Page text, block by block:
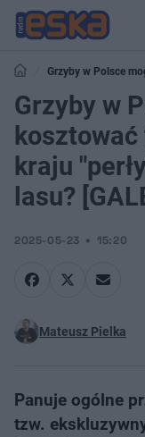
Grzyby w Polsce
tych darów lasu? [GALERIA]
Grzyby w
kraju
lasu?
2025-05-23 15:20
Mateusz Pielka
Panuje ogólne
tzw.